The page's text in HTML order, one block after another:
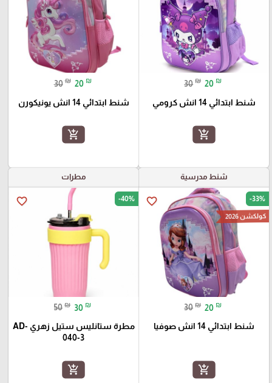
30 ₪ 20 ₪
شنط ابتدائي 14 انش كرومي
add_shopping_cart
30 ₪ 20 ₪
شنط ابتدائي 14 انش يونيكورن
add_shopping_cart
شنط مدرسية
favorite_border -33%
كولكشن 2026
30 ₪ 20 ₪
شنط ابتدائي 14 انش صوفيا
add_shopping_cart
مطرات
favorite_border -40%
50 ₪ 30 ₪
مطرة ستانليس ستيل زهري AD-
040-3
add_shopping_cart